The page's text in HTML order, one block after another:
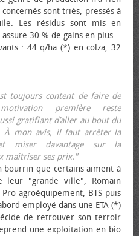
sont triés, pressés à
Les résidus sont mis en
30 % de gains en plus.
: 44 q/ha (*) en colza, 32
toujours content de faire de
première reste
gratifiant d’aller au bout du
À mon avis, il faut arrêter la
miser davantage sur la
maîtriser ses prix."
bourrin que certains aiment à
leur "grande ville", Romain
agroéquipement, BTS puis
employé dans une ETA (*)
de retrouver son terroir
une exploitation en bio